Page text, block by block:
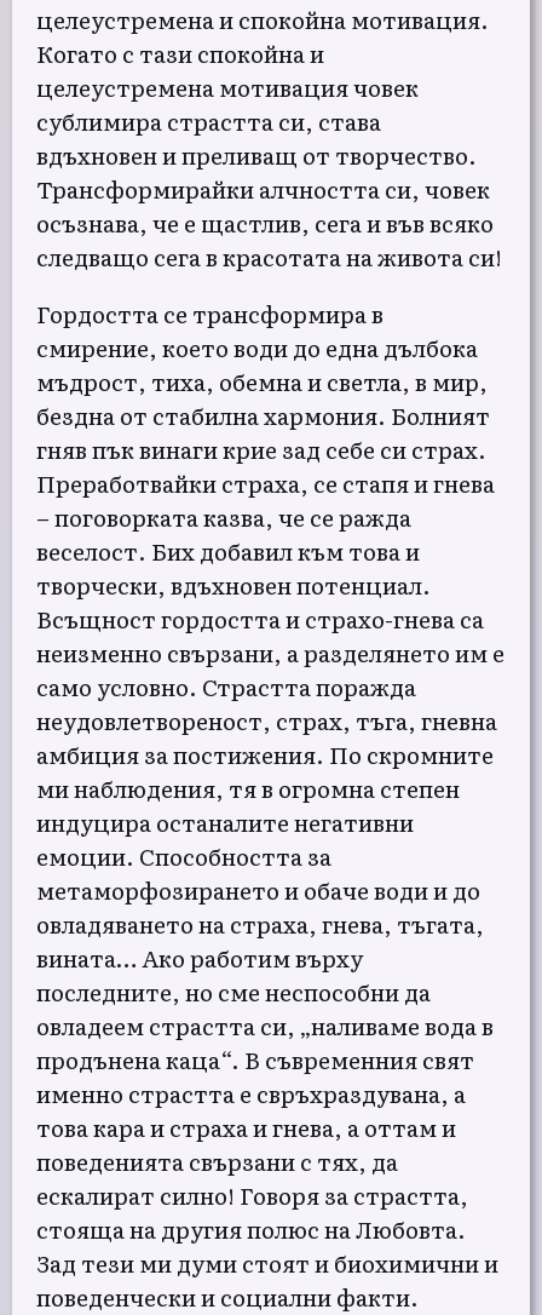
целеустремена и спокойна мотивация.
Когато с тази спокойна и
целеустремена мотивация човек
сублимира страстта си, става
вдъхновен и преливащ от творчество.
Трансформирайки алчността си, човек
осъзнава, че е щастлив, сега и във всяко
следващо сега в красотата на живота си!
Гордостта се трансформира в
смирение, което води до една дълбока
мъдрост, тиха, обемна и светла, в мир,
бездна от стабилна хармония. Болният
гняв пък винаги крие зад себе си страх.
Преработвайки страха, се стапя и гнева
– поговорката казва, че се ражда
веселост. Бих добавил към това и
творчески, вдъхновен потенциал.
Всъщност гордостта и страхо-гнева са
неизменно свързани, а разделянето им е
само условно. Страстта поражда
неудовлетвореност, страх, тъга, гневна
амбиция за постижения. По скромните
ми наблюдения, тя в огромна степен
индуцира останалите негативни
емоции. Способността за
метаморфозирането и обаче води и до
овладяването на страха, гнева, тъгата,
вината… Ако работим върху
последните, но сме неспособни да
овладеем страстта си, „наливаме вода в
продънена каца“. В съвременния свят
именно страстта е свръхраздувана, а
това кара и страха и гнева, а оттам и
поведенията свързани с тях, да
ескалират силно! Говоря за страстта,
стояща на другия полюс на Любовта.
Зад тези ми думи стоят и биохимични и
поведенчески и социални факти.